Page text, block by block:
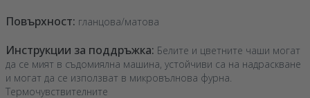
Повърхност: гланцова/матова
Инструкции за поддръжка: Белите и цветните чаши могат
да се мият в съдомиялна машина, устойчиви са на надраскване
и могат да се използват в микровълнова фурна.
Термочувствителните